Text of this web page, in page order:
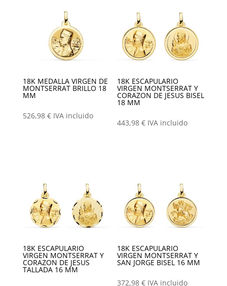
18K MEDALLA VIRGEN DE
MONTSERRAT BRILLO 18
MM
526,98 € IVA incluido
18K ESCAPULARIO
VIRGEN MONTSERRAT Y
CORAZON DE JESUS BISEL
18 MM
443,98€ IVA incluido
18K ESCAPULARIO
VIRGEN MONTSERRAT Y
CORAZON DE JESUS
TALLADA 16 MM
18K ESCAPULARIO
VIRGEN MONTSERRAT Y
SAN JORGE BISEL 16 MM
372,98€ IVA incluido